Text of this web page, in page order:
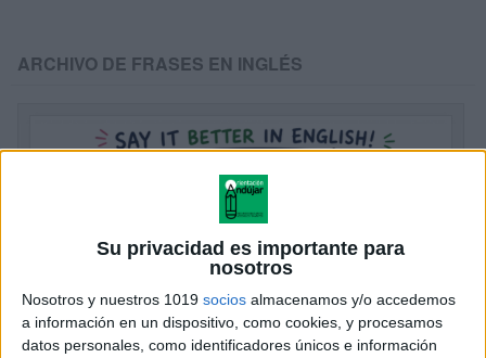
Su privacidad es importante para
nosotros
Nosotros y nuestros 1019 socios almacenamos y/o accedemos
a información en un dispositivo, como cookies, y procesamos
datos personales, como identificadores únicos e información
ARCHIVO DE FRASES EN INGLÉS